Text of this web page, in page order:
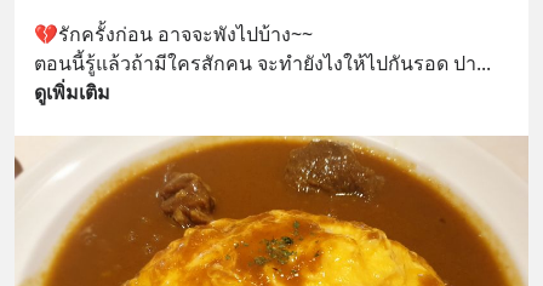
💔รักครั้งก่อน อาจจะพังไปบ้าง~~
ตอนนี้รู้แล้วถ้ามีใครสักคน จะทำยังไงให้ไปกันรอด ปา...
ดูเพิ่มเติม